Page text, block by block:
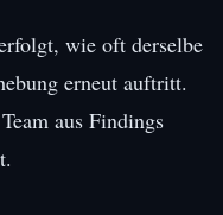
wie oft derselbe
erneut auftritt.
aus Findings